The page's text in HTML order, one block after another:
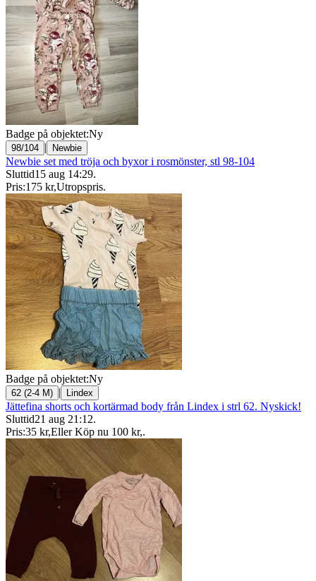
Badge på objektet:Ny
98/104 | Newbie
Newbie set med tröja och byxor i rosmönster, stl 98-104
Sluttid15 aug 14:29.
Pris:175 kr,Utropspris.
Badge på objektet:Ny
62 (2-4 M) | Lindex
Jättefina shorts och kortärmad body från Lindex i strl 62. Nyskick!
Sluttid21 aug 21:12.
Pris:35 kr,Eller Köp nu 100 kr,.